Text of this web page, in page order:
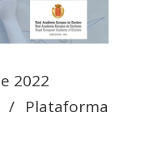
2022
/ Plataforma